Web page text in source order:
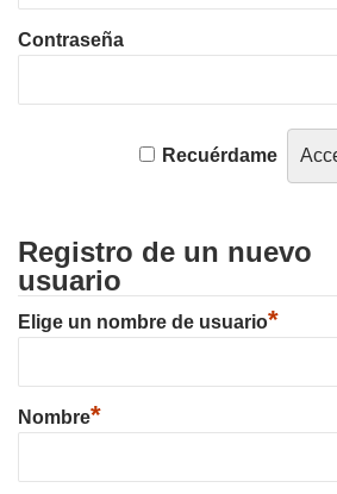
Contraseña
Recuérdame
Registro de un nuevo
usuario
Elige un nombre de usuario*
Nombre*